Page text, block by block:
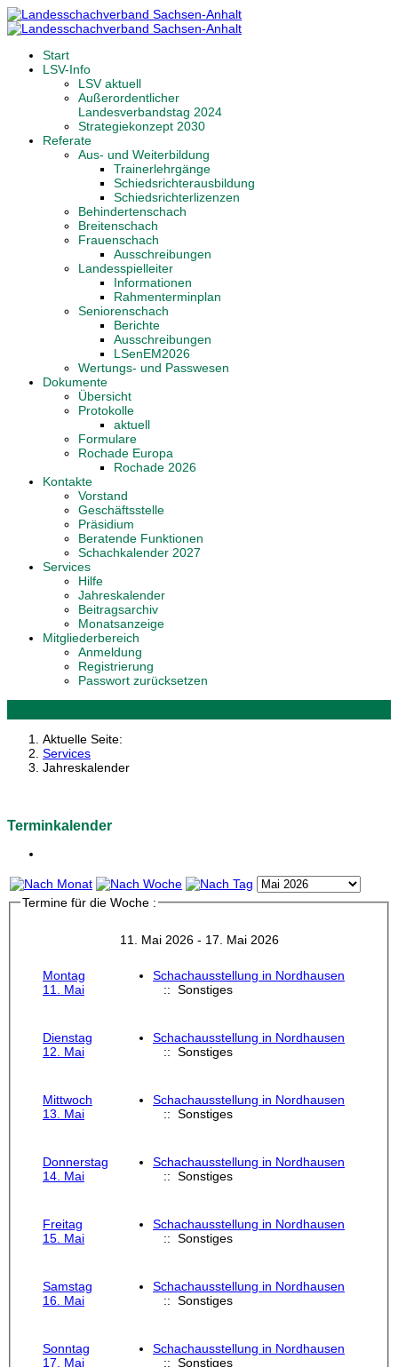
Start
LSV-Info
LSV aktuell
Außerordentlicher
Landesverbandstag 2024
Strategiekonzept 2030
Referate
Aus- und Weiterbildung
Trainerlehrgänge
Schiedsrichterausbildung
Schiedsrichterlizenzen
Behindertenschach
Breitenschach
Frauenschach
Ausschreibungen
Landesspielleiter
Informationen
Rahmenterminplan
Seniorenschach
Berichte
Ausschreibungen
LSenEM2026
Wertungs- und Passwesen
Dokumente
Übersicht
Protokolle
aktuell
Formulare
Rochade Europa
Rochade 2026
Kontakte
Vorstand
Geschäftsstelle
Präsidium
Beratende Funktionen
Schachkalender 2027
Services
Hilfe
Jahreskalender
Beitragsarchiv
Monatsanzeige
Mitgliederbereich
Anmeldung
Registrierung
Passwort zurücksetzen
Aktuelle Seite:
Services
Jahreskalender
Terminkalender
Termine für die Woche :
11. Mai 2026 - 17. Mai 2026
Montag
11. Mai
Schachausstellung in Nordhausen
:: Sonstiges
Dienstag
12. Mai
Schachausstellung in Nordhausen
:: Sonstiges
Mittwoch
13. Mai
Schachausstellung in Nordhausen
:: Sonstiges
Donnerstag
14. Mai
Schachausstellung in Nordhausen
:: Sonstiges
Freitag
15. Mai
Schachausstellung in Nordhausen
:: Sonstiges
Samstag
16. Mai
Schachausstellung in Nordhausen
:: Sonstiges
Sonntag
17. Mai
Schachausstellung in Nordhausen
:: Sonstiges